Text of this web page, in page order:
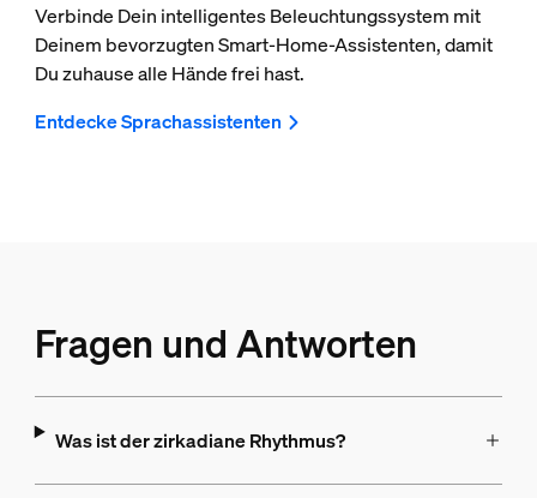
Verbinde Dein intelligentes Beleuchtungssystem mit
Deinem bevorzugten Smart-Home-Assistenten, damit
Du zuhause alle Hände frei hast.
Entdecke Sprachassistenten
Fragen und Antworten
Was ist der zirkadiane Rhythmus?